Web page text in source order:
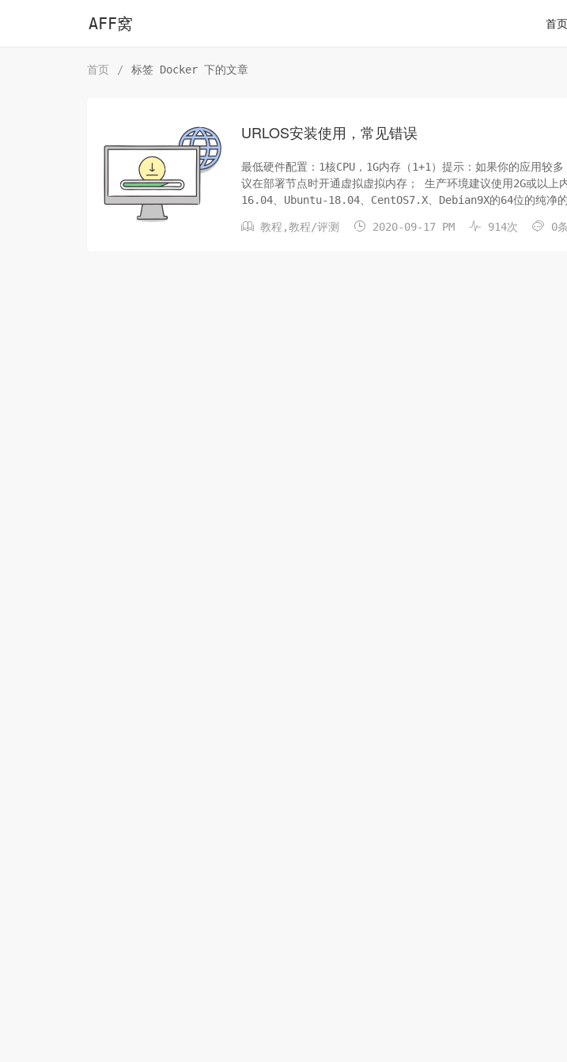
AFF窝 首页
首页 / 标签 Docker 下的文章
URLOS安装使用，常见错误
最低硬件配置：1核CPU，1G内存（1+1）提示：如果你的应用较
议在部署节点时开通虚拟虚拟内存； 生产环境建议使用2G或以
16.04、Ubuntu-18.04、CentOS7.X、Debian9X的64位的纯净的
 教程 ,教程/评测  2020-09-17 PM  914次  0条